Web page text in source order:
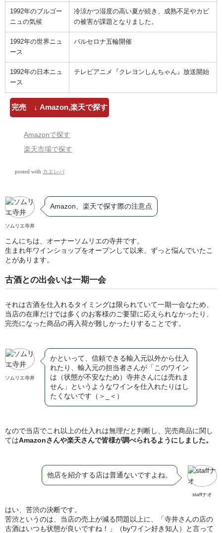
1992年のブルゴー
ニュの気候
冷涼かつ湿度の高い夏が続き、成熟不足やカビ
の被害が課題となりました。
1992年の世界ニュ
ース
バルセロナ五輪開催
1992年の日本ニュ
ース
テレビアニメ『クレヨンしんちゃん』放送開始
完売 ↓ Amazon,楽天で探す
Amazonで探す
楽天市場で探す
posted with カエレバ
ソムリエ寺井
Amazon、楽天で探す際の注意点
こんにちは、オーナーソムリエの寺井です。
生まれ年ワインショップをオープンして以来、ずっと悩んでいたこ
とがあります。
古酒との出会いは一期一会
それは古酒を仕入れるタイミングは限られていて一期一会なため、
当店の在庫だけでは多くのお客様のご要望に応えられなかったり、
完売になった商品の再入荷が難しかったりすることです。
ソムリエ寺井
かといって、信頼できる輸入元以外から仕入
れたり、輸入元の担当者さんが「このワイン
は（状態が不安なため）寺井さんには売れま
せん」というようなワインを仕入れたりはし
たくないです（＞_＜）
なので当店でこれ以上の仕入れは無理だと判断し、完売商品に関し
てはAmazonさんや楽天さんで皆様が調べられるようにしました。
staffナオ
他店を紹介する店は普通ないですよね。
はい、苦渋の決断です。
苦渋というのは、当店の売上が減る問題以上に、「寺井さんの店の
古酒はいつも状態が良いですね！」（byワイン好き知人）と言って